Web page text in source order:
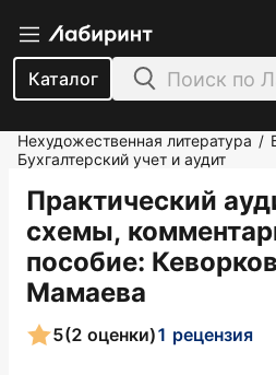
Каталог
Нехудожественная литература /
Бухгалтерский учет и аудит
Практический
схемы,
пособие:
Мамаева
5(2 оценки)1 рецензия